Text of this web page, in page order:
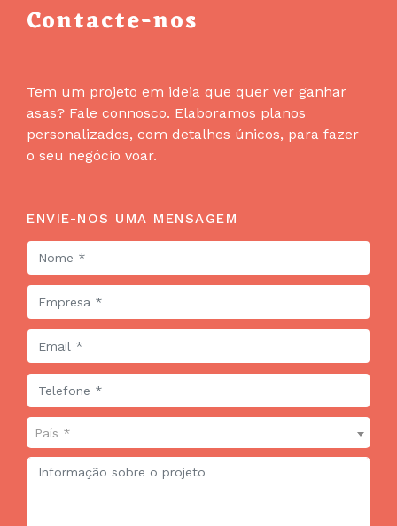
Contacte-nos
Tem um projeto em ideia que quer ver ganhar
asas? Fale connosco. Elaboramos planos
personalizados, com detalhes únicos, para fazer
o seu negócio voar.
ENVIE-NOS UMA MENSAGEM
País *